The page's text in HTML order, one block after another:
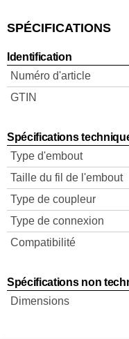
SPÉCIFICATIONS
Identification
Numéro d'article
GTIN
Spécifications
Type d'embout
Taille du fil de l'embout
Type de coupleur
Type de connexion
Compatibilité
Spécifications non
Dimensions